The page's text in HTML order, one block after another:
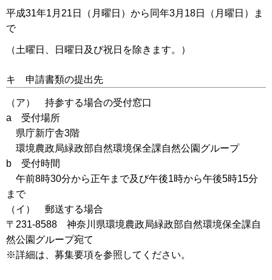
平成31年1月21日（月曜日）から同年3月18日（月曜日）ま
で
（土曜日、日曜日及び祝日を除きます。）
キ 申請書類の提出先
（ア） 持参する場合の受付窓口
a 受付場所
県庁新庁舎3階
環境農政局緑政部自然環境保全課自然公園グループ
b 受付時間
午前8時30分から正午まで及び午後1時から午後5時15分
まで
（イ） 郵送する場合
〒231-8588 神奈川県環境農政局緑政部自然環境保全課自
然公園グループ宛て
※詳細は、募集要項を参照してください。